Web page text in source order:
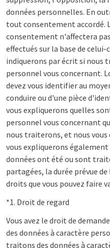
données personnelles. En
tout consentement accordé.
consentement n'affectera
effectués sur la base de celui-
indiquerons par écrit si nous
personnel vous concernant.
devez vous identifier au
conduire ou d'une pièce
vous expliquerons quelles
personnel vous concernant
nous traiterons, et nous vous
vous expliquerons
données ont été ou sont
partagées, la durée prévue
droits que vous pouvez faire
*1. Droit de regard
Vous avez le droit de
des données à caractère
traitons des données à